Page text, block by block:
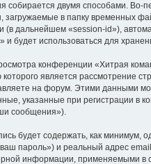
собирается двумя способами. Во-
загружаемые в папку временных
(в дальнейшем «session-id»),
и будет использоваться для
конференции «Хитрая
которого является рассмотрение
на форум. Этими данными
указанные при регистрации в
сообщения»).
будет содержать, как
пароль») и реальный адрес
информации, применяемыми в